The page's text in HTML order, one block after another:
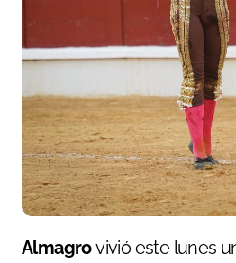
Almagrovivió este lunes